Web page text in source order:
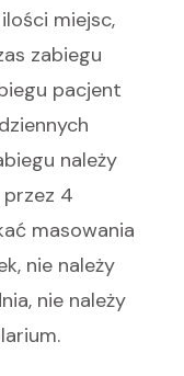
miejsc,
zabiegu
pacjent
należy
przez 4
masowania
nie należy
nie należy